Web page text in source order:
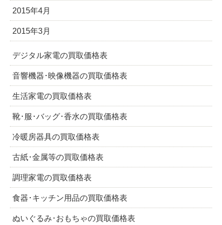
2015年4月
2015年3月
デジタル家電の買取価格表
音響機器･映像機器の買取価格表
生活家電の買取価格表
靴･服･バッグ･香水の買取価格表
冷暖房器具の買取価格表
古紙･金属等の買取価格表
調理家電の買取価格表
食器･キッチン用品の買取価格表
ぬいぐるみ･おもちゃの買取価格表